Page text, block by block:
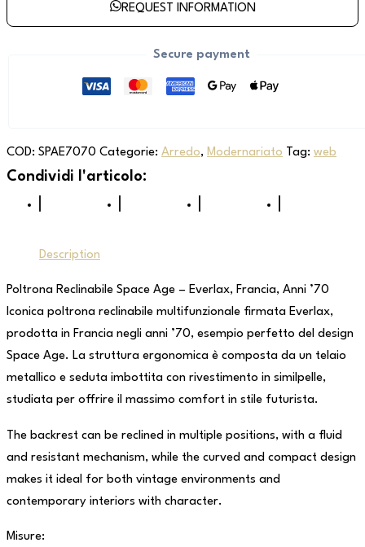
REQUEST INFORMATION
Secure payment
COD: SPAE7070 Categorie: Arredo, Modernariato Tag: web
Description
Poltrona Reclinabile Space Age – Everlax, Francia, Anni ’70
Iconica poltrona reclinabile multifunzionale firmata Everlax,
prodotta in Francia negli anni ’70, esempio perfetto del design
Space Age. La struttura ergonomica è composta da un telaio
metallico e seduta imbottita con rivestimento in similpelle,
studiata per offrire il massimo comfort in stile futurista.
The backrest can be reclined in multiple positions, with a fluid
and resistant mechanism, while the curved and compact design
makes it ideal for both vintage environments and
contemporary interiors with character.
Misure: